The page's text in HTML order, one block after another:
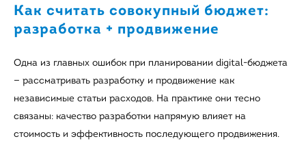
Как считать совокупный бюджет:
разработка + продвижение
Одна из главных ошибок при планировании digital-бюджета
— рассматривать разработку и продвижение как
независимые статьи расходов. На практике они тесно
связаны: качество разработки напрямую влияет на
стоимость и эффективность последующего продвижения.